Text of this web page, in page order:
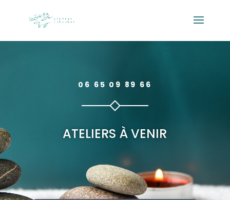
06 65 09 89 66
ATELIERS À VENIR